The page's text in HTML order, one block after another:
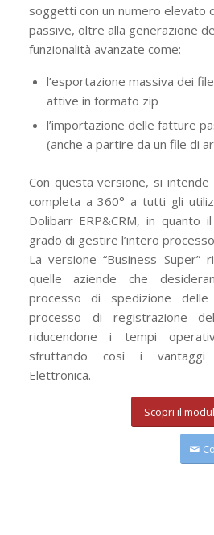
soggetti con un numero elevato
passive, oltre alla generazione
funzionalità avanzate come:
l’esportazione massiva dei
attive in formato zip
l’importazione delle fatture
(anche a partire da un file di
Con questa versione, si intende
completa a 360° a tutti gli
Dolibarr ERP&CRM, in quanto
grado di gestire l’intero
La versione “Business
quelle aziende che
processo di spedizione
processo di registrazione
riducendone i tempi
sfruttando così i vantaggi
Elettronica.
Scopri il